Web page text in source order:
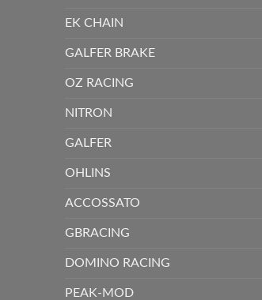
EK CHAIN
GALFER BRAKE
OZ RACING
NITRON
GALFER
OHLINS
ACCOSSATO
GBRACING
DOMINO RACING
PEAK-MOD